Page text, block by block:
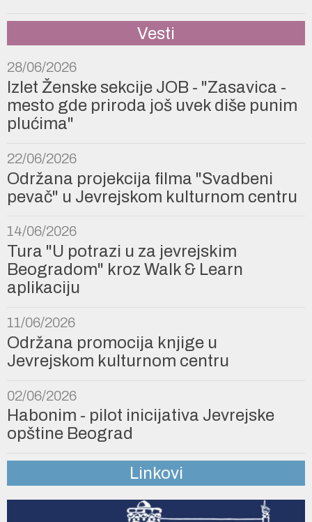
Vesti
28/06/2026
Izlet Ženske sekcije JOB - "Zasavica -
mesto gde priroda još uvek diše punim
plućima"
22/06/2026
Održana projekcija filma "Svadbeni
pevač" u Jevrejskom kulturnom centru
14/06/2026
Tura "U potrazi u za jevrejskim
Beogradom" kroz Walk & Learn
aplikaciju
11/06/2026
Održana promocija knjige u
Jevrejskom kulturnom centru
02/06/2026
Habonim - pilot inicijativa Jevrejske
opštine Beograd
Linkovi